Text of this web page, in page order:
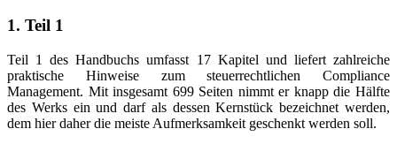
1. Teil 1
Teil 1 des Handbuchs umfasst 17 Kapitel und liefert zahlreiche
praktische Hinweise zum steuerrechtlichen Compliance
Management. Mit insgesamt 699 Seiten nimmt er knapp die Hälfte
des Werks ein und darf als dessen Kernstück bezeichnet werden,
dem hier daher die meiste Aufmerksamkeit geschenkt werden soll.